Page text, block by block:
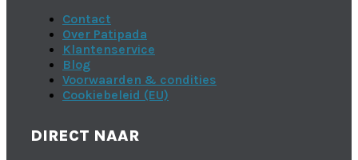
Contact
Over Patipada
Klantenservice
Blog
Voorwaarden & condities
Cookiebeleid (EU)
DIRECT NAAR